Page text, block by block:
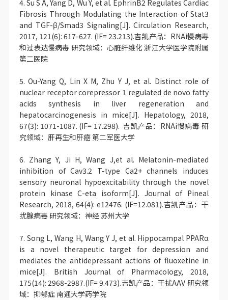
4. Su S A, Yang D, Wu Y, et al. EphrinB2 Regulates Cardiac
Fibrosis Through Modulating the Interaction of Stat3
and TGF-β/Smad3 Signaling[J]. Circulation Research,
2017, 121(6): 617-627. (IF= 23.213).吉凯产品：RNAi慢病毒
和过表达慢病毒 研究领域：心脏纤维化 浙江大学医学院附属
第二医院
5. Ou-Yang Q, Lin X M, Zhu Y J, et al. Distinct role of
nuclear receptor corepressor 1 regulated de novo fatty
acids synthesis in liver regeneration and
hepatocarcinogenesis in mice[J]. Hepatology, 2018,
67(3): 1071-1087. (IF= 17.298). 吉凯产品：RNAi慢病毒 研
究领域：肝再生和肝癌 第二军医大学
6. Zhang Y, Ji H, Wang J,et al. Melatonin-mediated
inhibition of Cav3.2 T-type Ca2+ channels induces
sensory neuronal hypoexcitability through the novel
protein kinase C-eta isoform[J]. Journal of Pineal
Research, 2018, 64(4): e12476. (IF=12.081).吉凯产品：干
扰腺病毒 研究领域：神经 苏州大学
7. Song L, Wang H, Wang Y J, et al. Hippocampal PPARα
is a novel therapeutic target for depression and
mediates the antidepressant actions of fluoxetine in
mice[J]. British Journal of Pharmacology, 2018,
175(14): 2968-2987.(IF= 9.473).吉凯产品：干扰AAV 研究领
域：抑郁症 南通大学药学院